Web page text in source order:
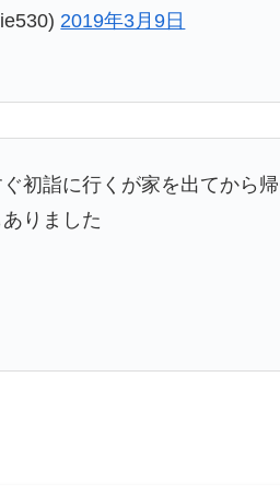
2019年3月9日
初詣に行くが家を出てから帰
りました